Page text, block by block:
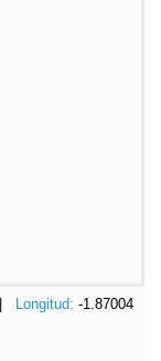
| Longitud: -1.87004